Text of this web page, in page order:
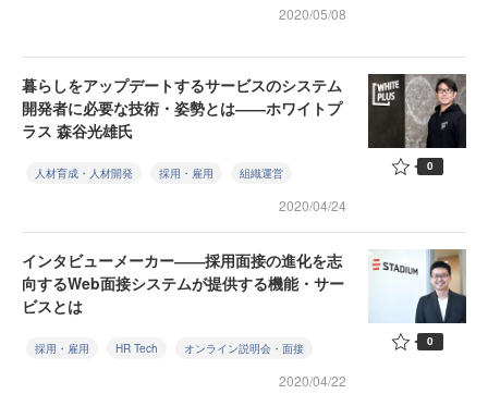
2020/05/08
暮らしをアップデートするサービスのシステム
開発者に必要な技術・姿勢とは――ホワイトプ
ラス 森谷光雄氏
人材育成・人材開発 採用・雇用 組織運営
2020/04/24
0
インタビューメーカー――採用面接の進化を志
向するWeb面接システムが提供する機能・サー
ビスとは
採用・雇用 HR Tech オンライン説明会・面接
2020/04/22
0